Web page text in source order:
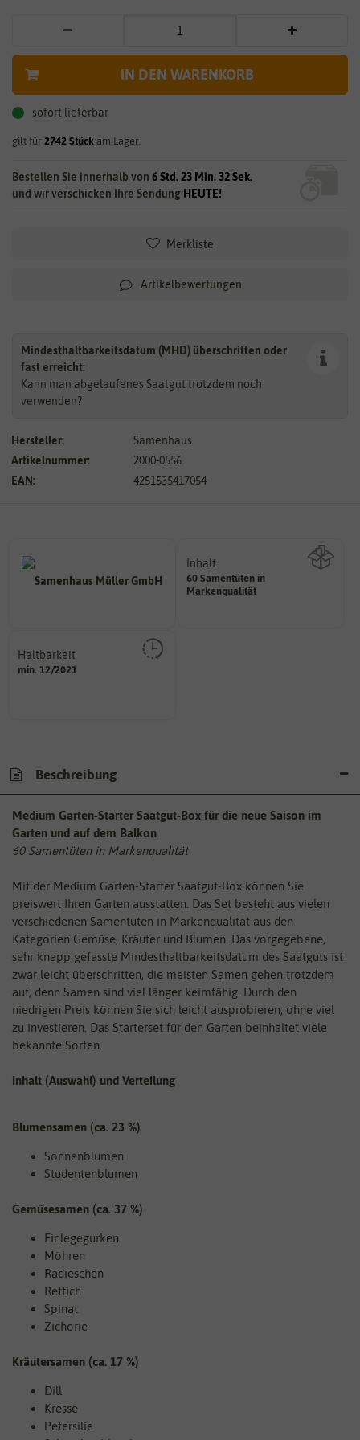
IN DEN WARENKORB
sofort lieferbar
gilt für 2742 Stück am Lager.
Bestellen Sie innerhalb von 6 Std. 23 Min. 31 Sek.
und wir verschicken Ihre Sendung HEUTE!
Merkliste
Artikelbewertungen
Mindesthaltbarkeitsdatum (MHD) überschritten oder
fast erreicht:
Kann man abgelaufenes Saatgut trotzdem noch
verwenden?
Hersteller:
Samenhaus
Artikelnummer:
2000-0556
EAN:
4251535417054
Inhalt
60 Samentüten in
Markenqualität
Wie viel ist enthalten
Haltbarkeit
min. 12/2021
und Pflanzgut sehr gut keimen
sollte.
Beschreibung
Medium Garten-Starter Saatgut-Box für die neue Saison im
Garten und auf dem Balkon
60 Samentüten in Markenqualität
Mit der Medium Garten-Starter Saatgut-Box können Sie
preiswert Ihren Garten ausstatten. Das Set besteht aus vielen
verschiedenen Samentüten in Markenqualität aus den
Kategorien Gemüse, Kräuter und Blumen. Das vorgegebene,
sehr knapp gefasste Mindesthaltbarkeitsdatum des Saatguts ist
zwar leicht überschritten, die meisten Samen gehen trotzdem
auf, denn Samen sind viel länger keimfähig. Durch den
niedrigen Preis können Sie sich leicht ausprobieren, ohne viel
zu investieren. Das Starterset für den Garten beinhaltet viele
bekannte Sorten.
Inhalt (Auswahl) und Verteilung
Blumensamen (ca. 23 %)
Sonnenblumen
Studentenblumen
Gemüsesamen (ca. 37 %)
Einlegegurken
Möhren
Radieschen
Rettich
Spinat
Zichorie
Kräutersamen (ca. 17 %)
Dill
Kresse
Petersilie